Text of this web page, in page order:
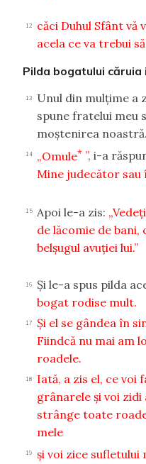
12
căci Duhul Sfânt vă
acela ce va trebui
Pilda bogatului
13
Unul din mulţime a
spune fratelui meu
moştenirea
14 „Omule* ”, i-a
Mine judecător
15 Apoi le-a zis: „Vedeţi
de lăcomie de bani,
belşugul avuţiei lui.”
16 Şi le-a spus pilda
bogat rodise mult.
17
Şi el se gândea în
Fiindcă nu mai am
roadele.
18
Iată, a zis el, ce voi
grânarele şi voi
strânge toate
mele
19 şi voi zice sufletului